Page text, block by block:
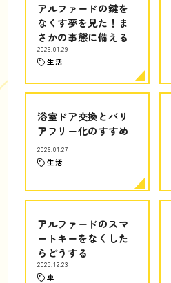
アルファードの鍵を
なくす夢を見た！ま
さかの事態に備える
2026.01.29
生活
浴室ドア交換とバリ
アフリー化のすすめ
2026.01.27
生活
アルファードのスマ
ートキーをなくした
らどうする
2025.12.23
車